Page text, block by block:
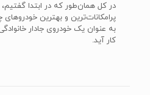
پرامکانات‌ترین و بهترین
کار آید.